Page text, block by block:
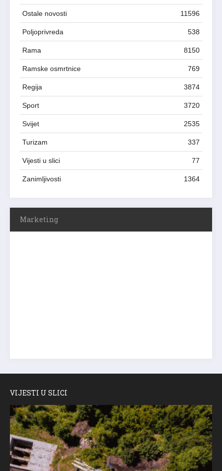
Ostale novosti 11596
Poljoprivreda 538
Rama 8150
Ramske osmrtnice 769
Regija 3874
Sport 3720
Svijet 2535
Turizam 337
Vijesti u slici 77
Zanimljivosti 1364
Marketing
VIJESTI U SLICI